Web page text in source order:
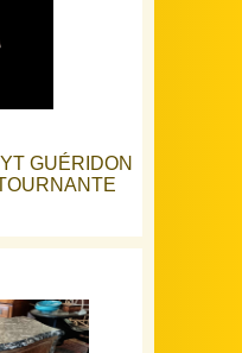
GUÉRIDON